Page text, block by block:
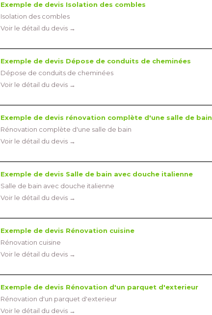
Exemple de devis Isolation des combles
Isolation des combles
Voir le détail du devis →
Exemple de devis Dépose de conduits de cheminées
Dépose de conduits de cheminées
Voir le détail du devis →
Exemple de devis rénovation complète d'une salle de bain
Rénovation complète d'une salle de bain
Voir le détail du devis →
Exemple de devis Salle de bain avec douche italienne
Salle de bain avec douche italienne
Voir le détail du devis →
Exemple de devis Rénovation cuisine
Rénovation cuisine
Voir le détail du devis →
Exemple de devis Rénovation d'un parquet d'exterieur
Rénovation d'un parquet d'exterieur
Voir le détail du devis →